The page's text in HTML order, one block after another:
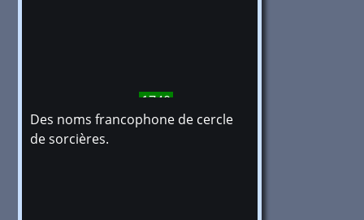
1740
Des noms francophone de cercle
de sorcières.